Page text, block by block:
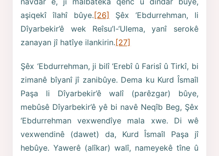
aşiqekî îlahî bûye.[26] Şêx ‘Ebdurrehman, li
Dîyarbekir’ê wek Reîsu’l-‘Ulema, yanî serokê
zanayan jî hatîye ilankirin.[27]
Şêx ‘Ebdurrehman, ji bilî ‘Erebî û Farisî û Tirkî, bi
zimanê bîyanî jî zanibûye. Dema ku Kurd Îsmaîl
Paşa li Dîyarbekir’ê walî (parêzgar) bûye,
mebûsê Dîyarbekir’ê yê bi navê Neqîb Beg, Şêx
‘Ebdurrehman vexwendîye mala xwe. Di wê
vexwendinê (dawet) da, Kurd Îsmaîl Paşa jî
hebûye. Yawerê (alîkar) walî, nameyekê tîne û